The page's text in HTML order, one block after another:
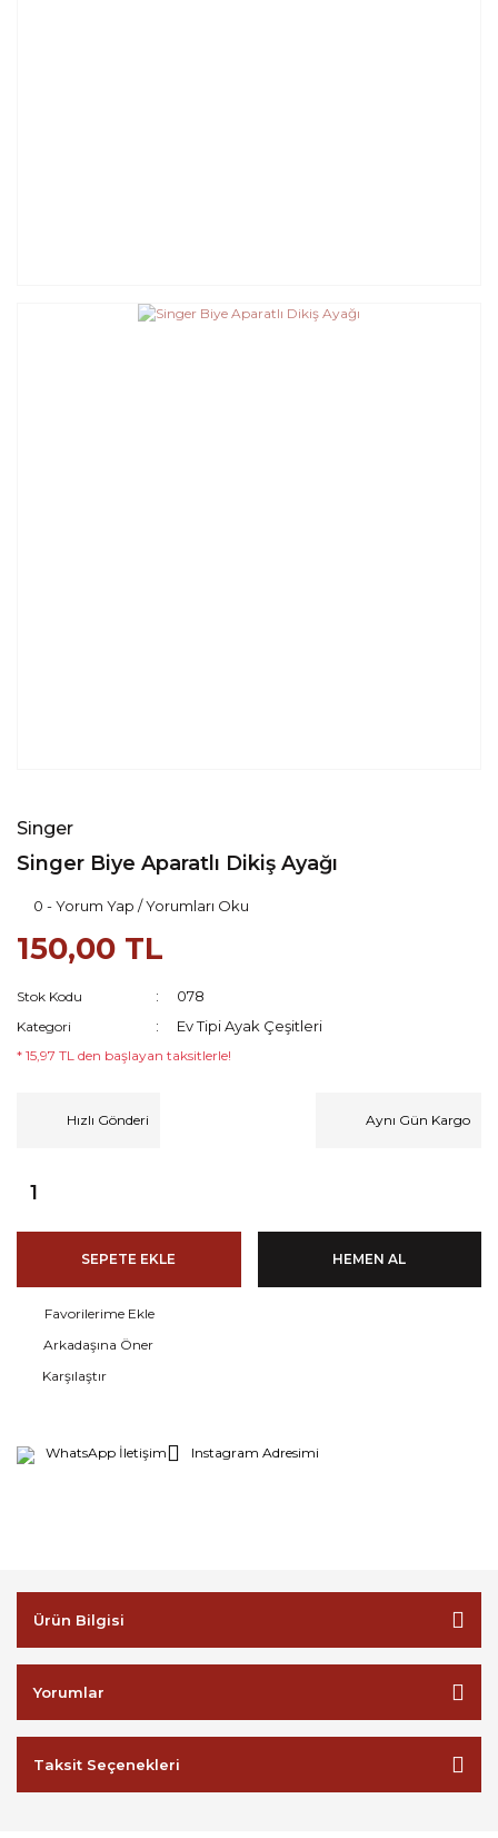
Singer
Singer Biye Aparatlı Dikiş Ayağı
0 - Yorum Yap / Yorumları Oku
150,00 TL
Stok Kodu 078
Kategori Ev Tipi Ayak Çeşitleri
* 15,97 TL den başlayan taksitlerle!
Hızlı Gönderi Aynı Gün Kargo
SEPETE EKLE HEMEN AL
Arkadaşına Öner
Karşılaştır
WhatsApp İletişim Instagram Adresimi
Ürün Bilgisi
Yorumlar
Taksit Seçenekleri